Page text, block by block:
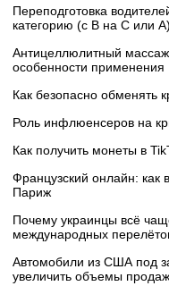
Переподготовка
категорию (с B на C или А)
Антицеллюлитный
особенности применения
Как безопасно обменять
Роль инфлюенсеров на
Как получить монеты в
Французский онлайн: как
Париж
Почему украинцы всё
международных
Автомобили из США под
увеличить объемы продаж